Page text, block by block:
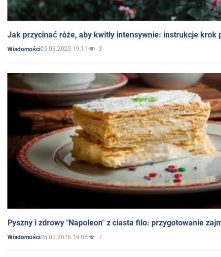
Jak przycinać róże, aby kwitły intensywnie: instrukcje krok
Wiadomości05.03.2025 19:11 3
Pyszny i zdrowy "Napoleon" z ciasta filo: przygotowanie
Wiadomości05.03.2025 19:05 7